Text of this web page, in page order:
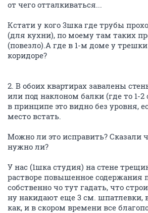
от чего отталкиваться...
Кстати у кого 3шка где трубы
(для кухни), по моему там таких
(повезло).А где в 1-м доме у
коридоре?
2. В обоих квартирах завалены
или под наклоном балки (где то 1-2
в принципе это видно без уровня,
место встать.
Можно ли это исправить? Сказали
нужно ли?
У нас (1шка студия) на стене
растворе повышенное содержания
собственно чо тут гадать, что
ну накидают еще 3 см.
как, и в скором времени все